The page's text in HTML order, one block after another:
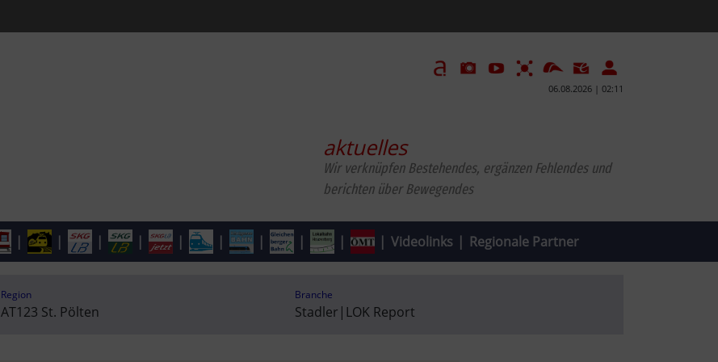
06.08.2026 | 02:11
aktuelles
Wir verknüpfen Bestehendes, ergänzen Fehlendes und
berichten über Bewegendes
| | | | | | | | | | Videolinks | Regionale Partner
Region
AT123 St. Pölten
Branche
Stadler | LOK Report